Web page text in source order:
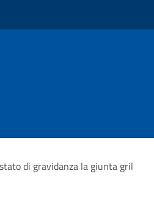
di gravidanza la giunta gril